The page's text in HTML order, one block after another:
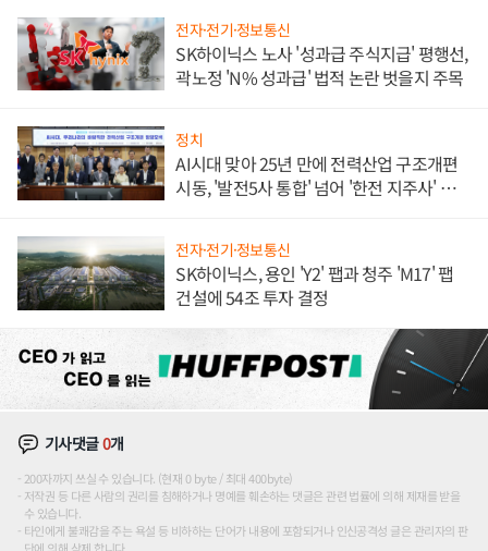
전자·전기·정보통신
SK하이닉스 노사 '성과급 주식지급' 평행선,
곽노정 'N% 성과급' 법적 논란 벗을지 주목
정치
AI시대 맞아 25년 만에 전력산업 구조개편
시동, '발전5사 통합' 넘어 '한전 지주사' 재편
전자·전기·정보통신
SK하이닉스, 용인 'Y2' 팹과 청주 'M17' 팹
건설에 54조 투자 결정
기사댓글0개
200자까지 쓰실 수 있습니다. (현재 0 byte / 최대 400byte)
저작권 등 다른 사람의 권리를 침해하거나 명예를 훼손하는 댓글은 관련 법률에 의해 제재를 받을
수 있습니다.
타인에게 불쾌감을 주는 욕설 등 비하하는 단어가 내용에 포함되거나 인신공격성 글은 관리자의 판